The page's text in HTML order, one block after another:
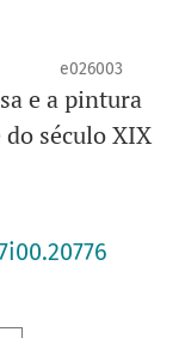
e026003
e a pintura
século XIX